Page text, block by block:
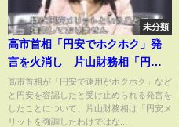
未分類
高市首相「円安でホクホク」発
言を火消し 片山財務相「円安
メリットを強調したわけではな
い」（2026年02月03日）
高市首相が「円安で運用がホクホク」など
と円安を容認したと受け止められる発言を
したことについて、片山財務相は「円安メ
リットを強調したわけではな...